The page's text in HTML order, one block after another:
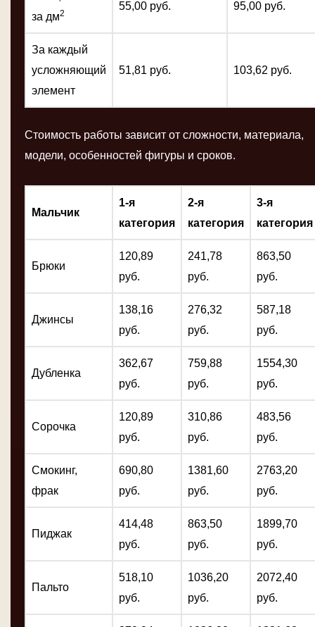
за дм2
55,00 руб. 95,00 руб.
За каждый
усложняющий
элемент
51,81 руб. 103,62 руб.
Стоимость работы зависит от сложности, материала,
модели, особенностей фигуры и сроков.
Мальчик
1-я
категория
2-я
категория
3-я
категория
Брюки
120,89
руб.
241,78
руб.
863,50
руб.
Джинсы
138,16
руб.
276,32
руб.
587,18
руб.
Дубленка
362,67
руб.
759,88
руб.
1554,30
руб.
Сорочка
120,89
руб.
310,86
руб.
483,56
руб.
Смокинг,
фрак
690,80
руб.
1381,60
руб.
2763,20
руб.
Пиджак
414,48
руб.
863,50
руб.
1899,70
руб.
Пальто
518,10
руб.
1036,20
руб.
2072,40
руб.